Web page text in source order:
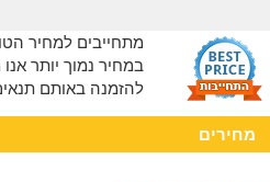
מטבח גדול ומאובזר בו תמצאו
מקרר, מיקרוגל, תנור, כיריים
חדרי רחצה מאובזרים עם
וסבונים
שולחן פינת אוכל מרווח
בחלק מהדירות תמצאו גם חדר
מתחייבים למחיר
במחיר נמוך יותר
להזמנה באותם
מחירים